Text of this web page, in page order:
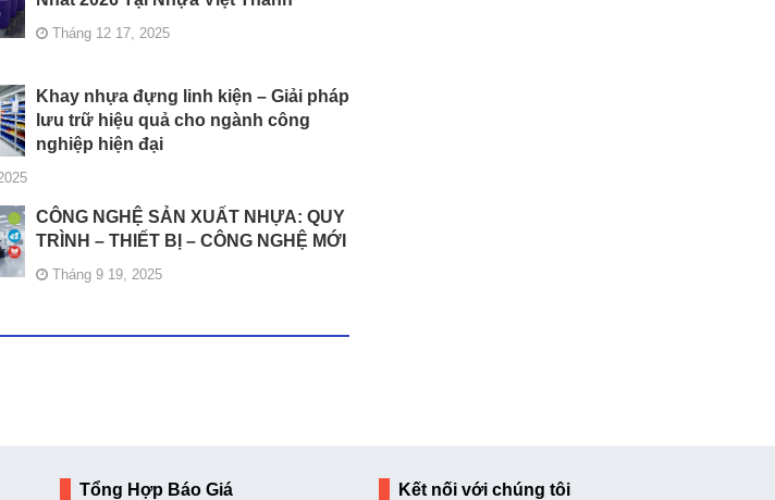
Tháng 12 17, 2025
Khay nhựa đựng linh kiện – Giải pháp
lưu trữ hiệu quả cho ngành công
nghiệp hiện đại
CÔNG NGHỆ SẢN XUẤT NHỰA: QUY
TRÌNH – THIẾT BỊ – CÔNG NGHỆ MỚI
Tháng 9 19, 2025
Tổng Hợp Báo Giá Kết nối với chúng tôi